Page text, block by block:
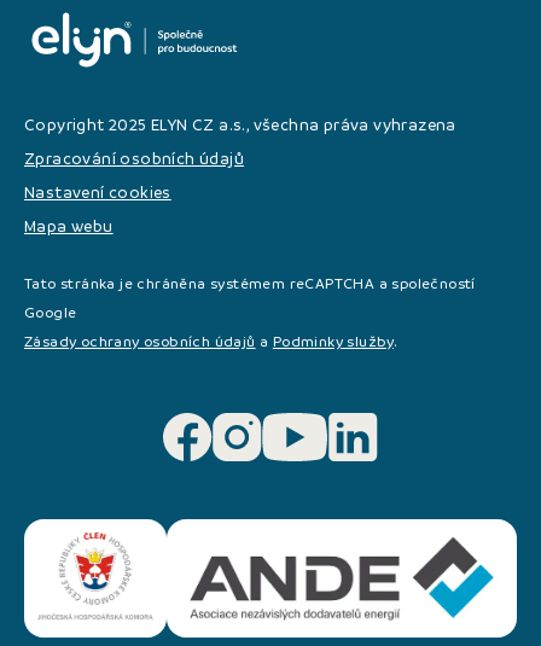
Copyright 2025 ELYN CZ a.s., všechna práva vyhrazena
Zpracování osobních údajů
Nastavení cookies
Mapa webu
Tato stránka je chráněna systémem reCAPTCHA a společností
Google
Zásady ochrany osobních údajů a Podminky služby.